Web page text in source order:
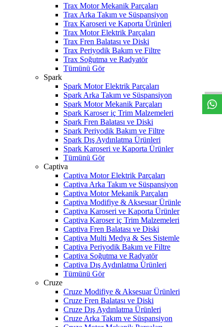
Trax Motor Mekanik Parçaları
Trax Arka Takım ve Süspansiyon
Trax Karoseri ve Kaporta Ürünleri
Trax Motor Elektrik Parçaları
Trax Fren Balatası ve Diski
Trax Periyodik Bakım ve Filtre
Trax Soğutma ve Radyatör
Tümünü Gör
Spark
Spark Motor Elektrik Parçaları
Spark Arka Takım ve Süspansiyon
Spark Motor Mekanik Parçaları
Spark Karoser iç Trim Malzemeleri
Spark Fren Balatası ve Diski
Spark Periyodik Bakım ve Filtre
Spark Dış Aydınlatma Ürünleri
Spark Karoseri ve Kaporta Ürünler
Tümünü Gör
Captiva
Captiva Motor Elektrik Parçaları
Captiva Arka Takım ve Süspansiyon
Captiva Motor Mekanik Parçaları
Captiva Modifiye & Aksesuar Ürünle
Captiva Karoseri ve Kaporta Ürünler
Captiva Karoser iç Trim Malzemeleri
Captiva Fren Balatası ve Diski
Captiva Multi Medya & Ses Sistemle
Captiva Periyodik Bakım ve Filtre
Captiva Soğutma ve Radyatör
Captiva Dış Aydınlatma Ürünleri
Tümünü Gör
Cruze
Cruze Modifiye & Aksesuar Ürünleri
Cruze Fren Balatası ve Diski
Cruze Dış Aydınlatma Ürünleri
Cruze Arka Takım ve Süspansiyon